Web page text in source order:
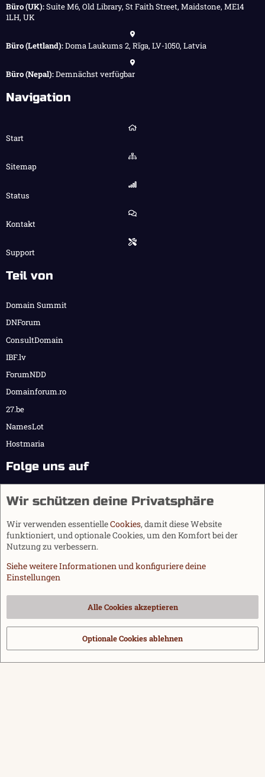
Büro (UK):Suite M6, Old Library, St Faith Street, Maidstone, ME14
1LH, UK
Büro (Lettland):Doma Laukums 2, Rīga, LV-1050, Latvia
Büro (Nepal):Demnächst verfügbar
Navigation
Start
Sitemap
Status
Kontakt
Support
Teil von
Domain Summit
DNForum
ConsultDomain
IBF.lv
ForumNDD
Domainforum.ro
27.be
NamesLot
Hostmaria
Folge uns auf
Cookies
Datenschutz
Hilfe und Impressum
Start
S
Community platform by XenForo® © 2010-2026 XenForo Ltd.
via s9e/MediaSites
Wir schützen deine Privatsphäre
Wir verwenden essentielleCookies, damit diese Website
funktioniert, und optionale Cookies, um den Komfort bei der
Nutzung zu verbessern.
Siehe weitere Informationen und konfiguriere deine
Einstellungen
Alle Cookies akzeptieren
Optionale Cookies ablehnen